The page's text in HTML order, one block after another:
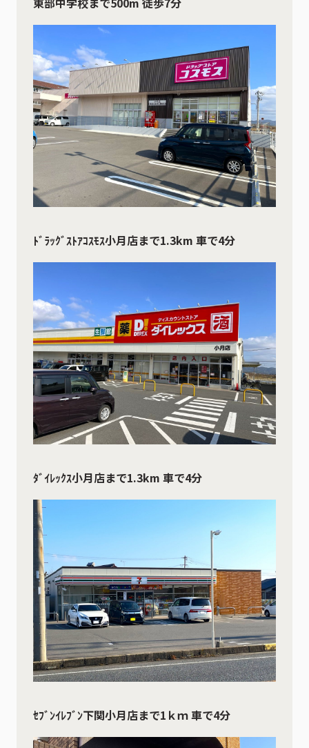
ﾄﾞﾗｯｸﾞｽﾄｱｺｽﾓｽ小月店まで1.3km 車で4分
ﾀﾞｲﾚｯｸｽ小月店まで1.3km 車で4分
ｾﾌﾞﾝｲﾚﾌﾞﾝ下関小月店まで1ｋｍ 車で4分